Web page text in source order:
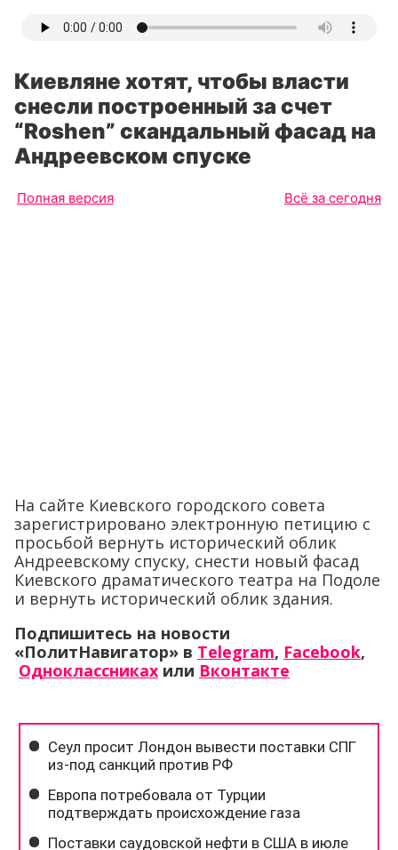
Киевляне хотят, чтобы власти
снесли построенный за счет
“Roshen” скандальный фасад на
Андреевском спуске
Полная версия Всё за сегодня
На сайте Киевского городского совета
зарегистрировано электронную петицию с
просьбой вернуть исторический облик
Андреевскому спуску, снести новый фасад
Киевского драматического театра на Подоле
и вернуть исторический облик здания.
Подпишитесь на новости
«ПолитНавигатор» в Telegram, Facebook,
Одноклассниках или Вконтакте